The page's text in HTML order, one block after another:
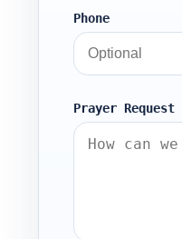
Phone
Prayer Request